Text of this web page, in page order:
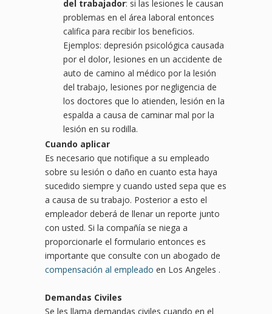
del trabajador: si las lesiones le causan
problemas en el área laboral entonces
califica para recibir los beneficios.
Ejemplos: depresión psicológica causada
por el dolor, lesiones en un accidente de
auto de camino al médico por la lesión
del trabajo, lesiones por negligencia de
los doctores que lo atienden, lesión en la
espalda a causa de caminar mal por la
lesión en su rodilla.
Cuando aplicar
Es necesario que notifique a su empleado
sobre su lesión o daño en cuanto esta haya
sucedido siempre y cuando usted sepa que es
a causa de su trabajo. Posterior a esto el
empleador deberá de llenar un reporte junto
con usted. Si la compañía se niega a
proporcionarle el formulario entonces es
importante que consulte con un abogado de
compensación al empleado en Los Angeles .
Demandas Civiles
Se les llama demandas civiles cuando en el